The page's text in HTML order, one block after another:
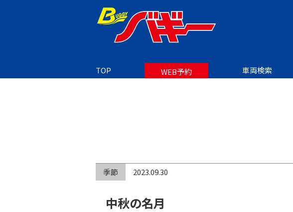
TOP WEB予約 車両検索
季節 2023.09.30
中秋の名月